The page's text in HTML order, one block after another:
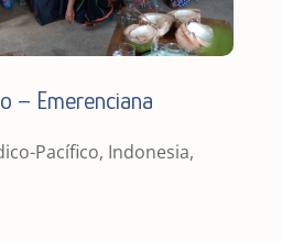
– Emerenciana
Pacífico, Indonesia,